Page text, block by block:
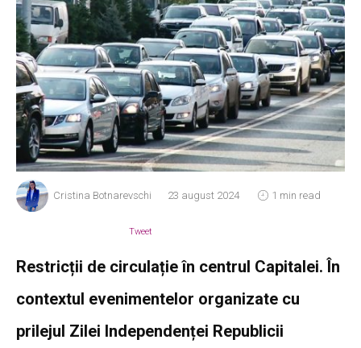
Cristina Botnarevschi 23 august 2024 1 min read
Tweet
Restricții de circulație în centrul Capitalei. În
contextul evenimentelor organizate cu
prilejul Zilei Independenței Republicii